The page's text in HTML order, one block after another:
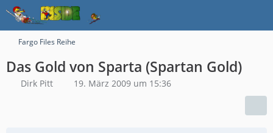
Fargo Files Reihe
Das Gold von Sparta (Spartan Gold)
Dirk Pitt 19. März 2009 um 15:36